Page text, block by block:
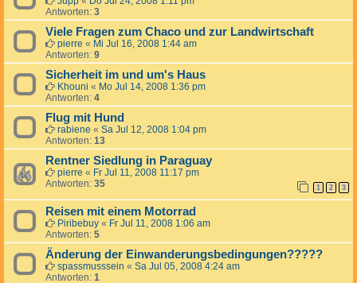
Antworten: 3
Viele Fragen zum Chaco und zur Landwirtschaft
pierre « Mi Jul 16, 2008 1:44 am
Antworten: 9
Sicherheit im und um's Haus
Khouni « Mo Jul 14, 2008 1:36 pm
Antworten: 4
Flug mit Hund
rabiene « Sa Jul 12, 2008 1:04 pm
Antworten: 13
Rentner Siedlung in Paraguay
pierre « Fr Jul 11, 2008 11:17 pm
Antworten: 35 1 2 3
Reisen mit einem Motorrad
Piribebuy « Fr Jul 11, 2008 1:06 am
Antworten: 5
Änderung der Einwanderungsbedingungen?????
spassmusssein « Sa Jul 05, 2008 4:24 am
Antworten: 1